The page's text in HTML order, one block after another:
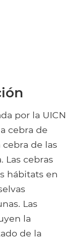
por la UICN
cebra de
de las
Las cebras
hábitats en
Las
la
de la